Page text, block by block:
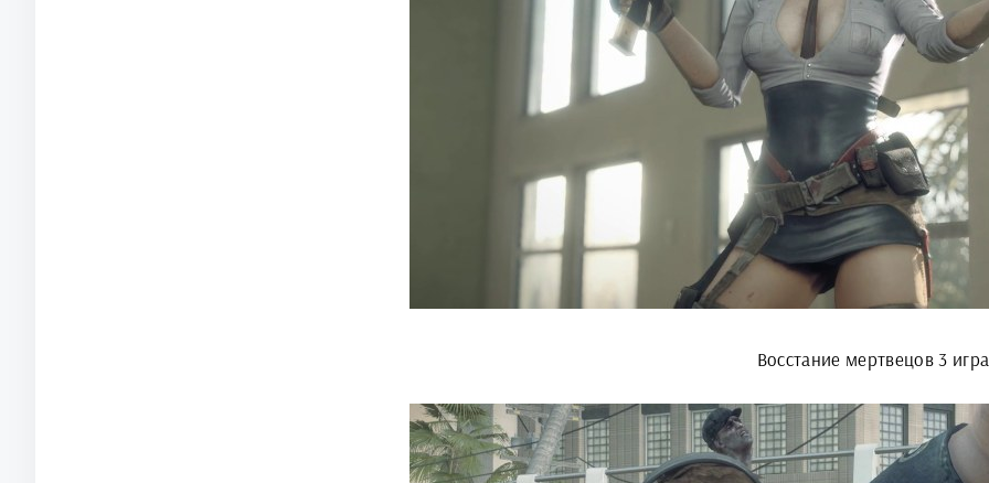
Восстание мертвецов 3 игра